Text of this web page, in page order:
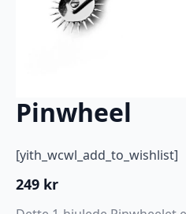
Pinwheel
[yith_wcwl_add_to_wishlist]
249 kr